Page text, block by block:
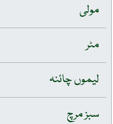
مولی
مٹر
لیموں چائنہ
سبز مرچ